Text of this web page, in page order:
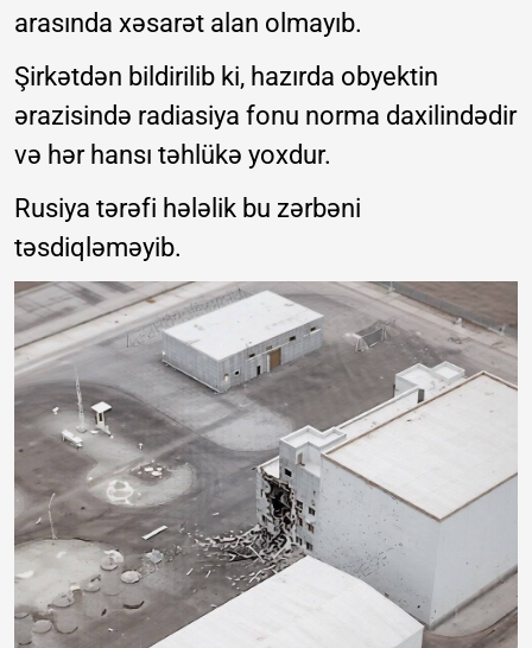
arasında xəsarət alan olmayıb.
Şirkətdən bildirilib ki, hazırda obyektin
ərazisində radiasiya fonu norma daxilindədir
və hər hansı təhlükə yoxdur.
Rusiya tərəfi hələlik bu zərbəni
təsdiqləməyib.